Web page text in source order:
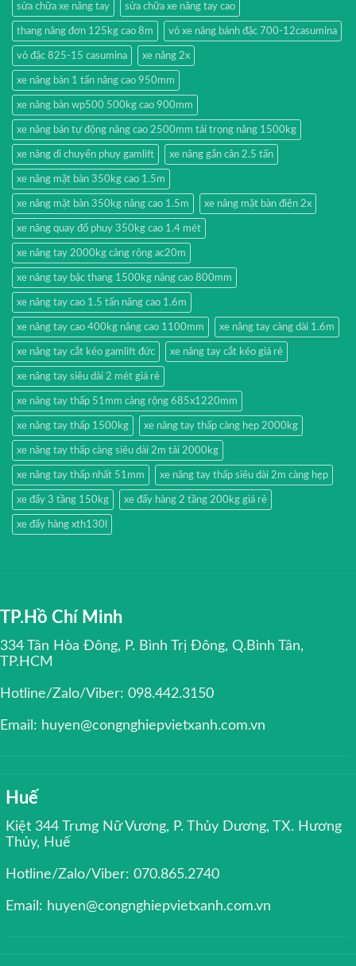
sửa chữa xe nâng tay sửa chữa xe nâng tay cao
thang nâng đơn 125kg cao 8m vỏ xe nâng bánh đặc 700-12casumina
vỏ đặc 825-15 casumina xe nâng 2x
xe nâng bàn 1 tấn nâng cao 950mm
xe nâng bàn wp500 500kg cao 900mm
xe nâng bán tự động nâng cao 2500mm tải trọng nâng 1500kg
xe nâng di chuyển phuy gamlift xe nâng gắn cân 2.5 tấn
xe nâng mặt bàn 350kg cao 1.5m
xe nâng mặt bàn 350kg nâng cao 1.5m xe nâng mặt bàn điện 2x
xe nâng quay đổ phuy 350kg cao 1.4 mét
xe nâng tay 2000kg càng rộng ac20m
xe nâng tay bậc thang 1500kg nâng cao 800mm
xe nâng tay cao 1.5 tấn nâng cao 1.6m
xe nâng tay cao 400kg nâng cao 1100mm xe nâng tay càng dài 1.6m
xe nâng tay cắt kéo gamlift đức xe nâng tay cắt kéo giá rẻ
xe nâng tay siêu dài 2 mét giá rẻ
xe nâng tay thấp 51mm càng rộng 685x1220mm
xe nâng tay thấp 1500kg xe nâng tay thấp càng hẹp 2000kg
xe nâng tay thấp càng siêu dài 2m tải 2000kg
xe nâng tay thấp nhất 51mm xe nâng tay thấp siêu dài 2m càng hẹp
xe đẩy 3 tầng 150kg xe đẩy hàng 2 tầng 200kg giá rẻ
xe đẩy hàng xth130l
TP.Hồ Chí Minh
334 Tân Hòa Đông, P. Bình Trị Đông, Q.Bình Tân,
TP.HCM
Hotline/Zalo/Viber: 098.442.3150
Email: huyen@congnghiepvietxanh.com.vn
Huế
Kiệt 344 Trưng Nữ Vương, P. Thủy Dương, TX. Hương
Thủy, Huế
Hotline/Zalo/Viber: 070.865.2740
Email: huyen@congnghiepvietxanh.com.vn